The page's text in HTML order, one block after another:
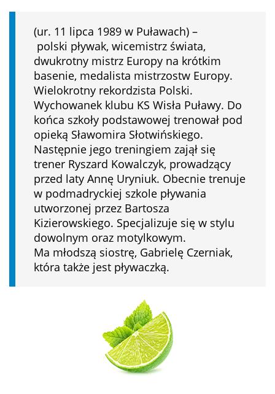
(ur. 11 lipca 1989 w Puławach) –
polski pływak, wicemistrz świata,
dwukrotny mistrz Europy na krótkim
basenie, medalista mistrzostw Europy.
Wielokrotny rekordzista Polski.
Wychowanek klubu KS Wisła Puławy. Do
końca szkoły podstawowej trenował pod
opieką Sławomira Słotwińskiego.
Następnie jego treningiem zajął się
trener Ryszard Kowalczyk, prowadzący
przed laty Annę Uryniuk. Obecnie trenuje
w podmadryckiej szkole pływania
utworzonej przez Bartosza
Kizierowskiego. Specjalizuje się w stylu
dowolnym oraz motylkowym.
Ma młodszą siostrę, Gabrielę Czerniak,
która także jest pływaczką.